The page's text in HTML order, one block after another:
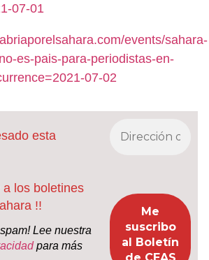
07-01
events/sahara-
es-pais-para-periodistas-en-
07-02
esta
a los boletines
!!
Lee nuestra
para más